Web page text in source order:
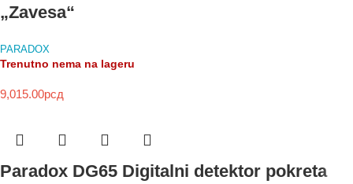
„Zavesa“
PARADOX
Trenutno nema na lageru
9,015.00рсд
Paradox DG65 Digitalni detektor pokreta